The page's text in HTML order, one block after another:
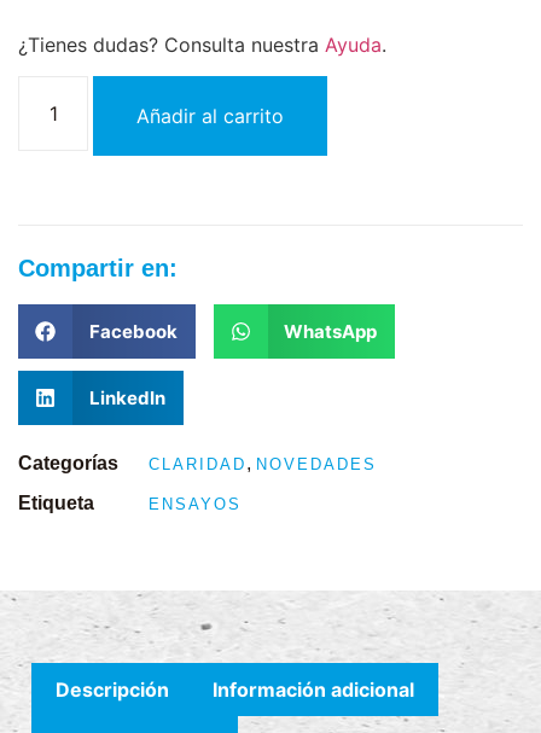
¿Tienes dudas? Consulta nuestra Ayuda.
Añadir al carrito
Compartir en:
Facebook WhatsApp
LinkedIn
Categorías CLARIDAD , NOVEDADES
Etiqueta ENSAYOS
Descripción Información adicional